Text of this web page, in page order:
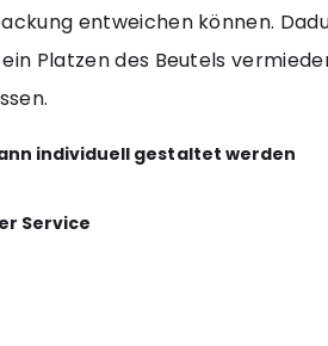
entweichen können.
Platzen des Beutels
individuell gestaltet werden
Service